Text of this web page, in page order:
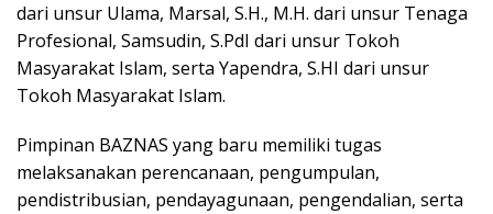
dari unsur Ulama, Marsal, S.H., M.H. dari unsur Tenaga
Profesional, Samsudin, S.PdI dari unsur Tokoh
Masyarakat Islam, serta Yapendra, S.HI dari unsur
Tokoh Masyarakat Islam.
Pimpinan BAZNAS yang baru memiliki tugas
melaksanakan perencanaan, pengumpulan,
pendistribusian, pendayagunaan, pengendalian, serta